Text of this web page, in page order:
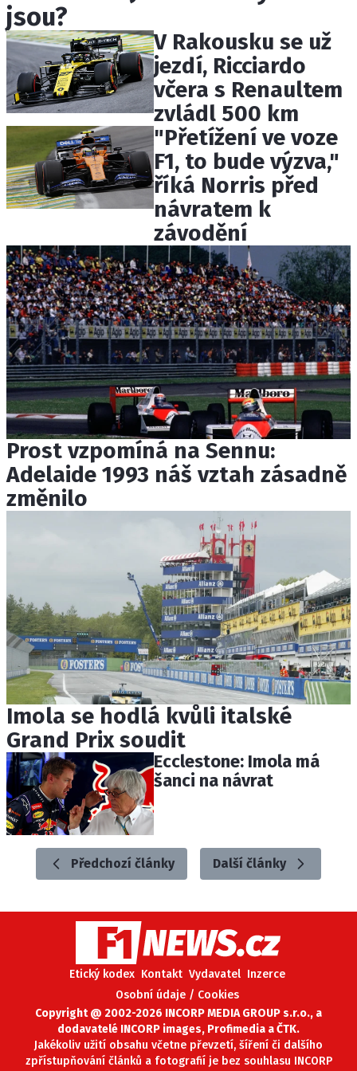
KONTAKT
VYDAVATEL
INZERCE
OSOBNÍ ÚDAJE / COOKIES
Provozovatelem serveru F1NEWS.cz je
INCORP MEDIA GROUP s.r.o., IČ: 118 23 054
jsou?
V Rakousku se už
jezdí, Ricciardo
včera s Renaultem
zvládl 500 km
"Přetížení ve voze
F1, to bude výzva,"
říká Norris před
návratem k
závodění
Prost vzpomíná na Sennu:
Adelaide 1993 náš vztah zásadně
změnilo
Imola se hodlá kvůli italské
Grand Prix soudit
Ecclestone: Imola má
šanci na návrat
Předchozí články Další články
Etický kodex Kontakt Vydavatel Inzerce
Osobní údaje / Cookies
Copyright @ 2002-2026 INCORP MEDIA GROUP s.r.o., a
dodavatelé INCORP images, Profimedia a ČTK.
Jakékoliv užití obsahu včetne převzetí, šíření či dalšího
zpřístupňování článků a fotografií je bez souhlasu INCORP